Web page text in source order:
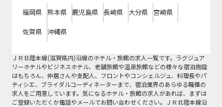
福岡県 熊本県 鹿児島県 長崎県 大分県 宮崎県
佐賀県 沖縄県
ＪＲ北陸本線(滋賀県内)沿線のホテル・旅館の求人一覧です。ラグジュア
リーホテルやビジネスホテル、老舗旅館や温泉旅館などの様々な宿泊施設
はもちろん、仲居さんや支配人、フロントやコンシェルジュ、料理長やパ
ティシエ、ブライダルコーディネーターまで、宿泊業界のあらゆる職種の
求人をご用意しています。気になるホテル・旅館の求人があれば、まずは
ご登録いただくか電話やメールでお問い合わせください。ＪＲ北陸本線沿